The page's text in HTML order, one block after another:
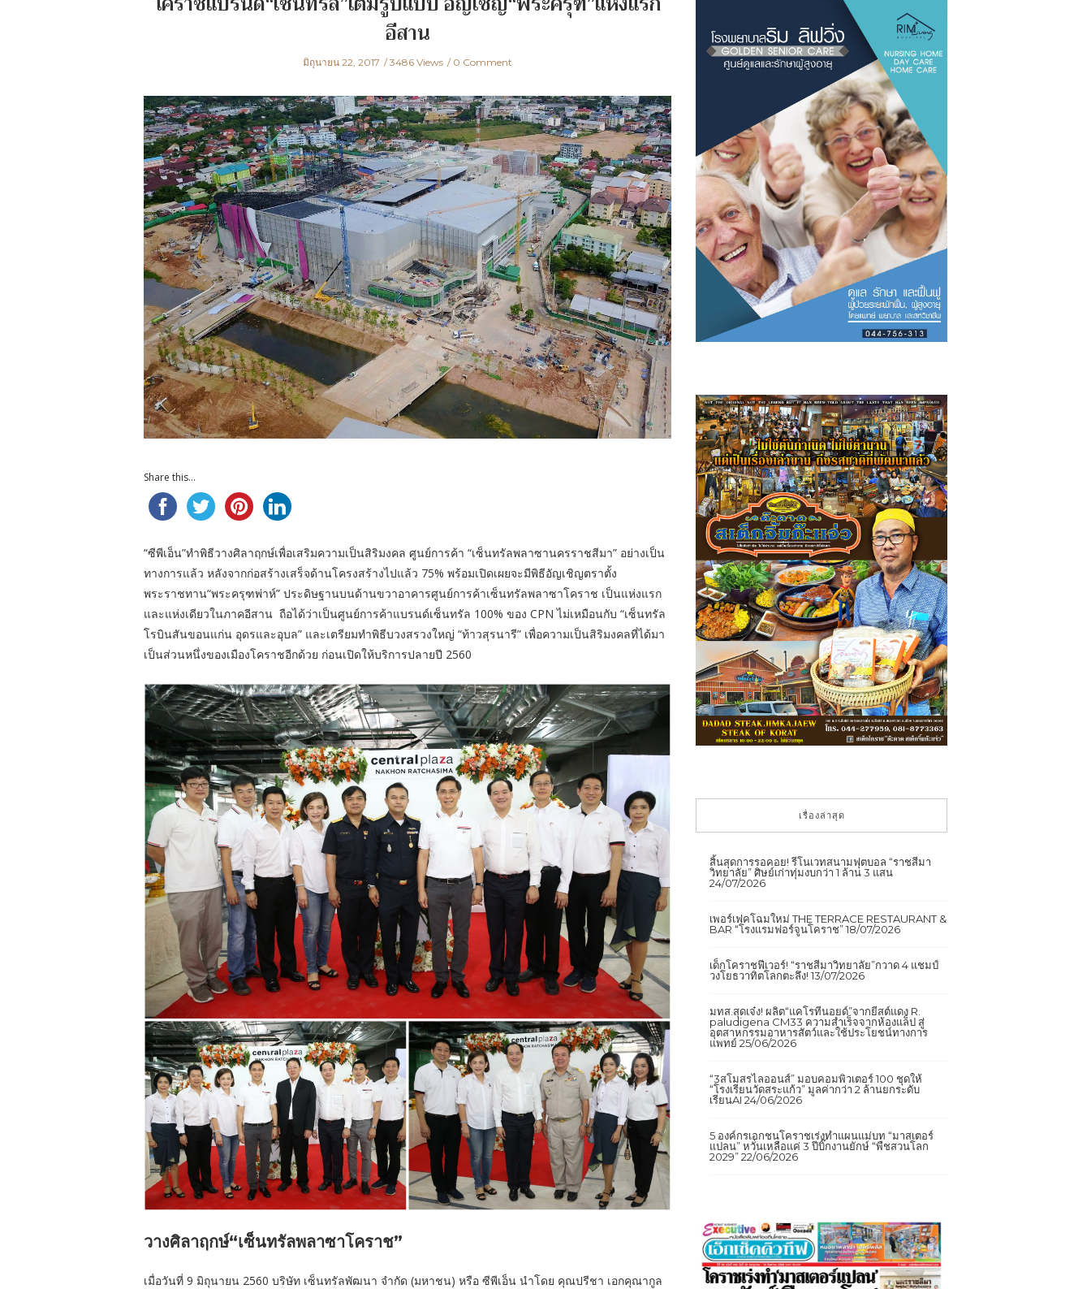
อีสาน
มิถุนายน 22, 2017 3486 Views 0 Comment
Share this...
“ซีพีเอ็น”ทำพิธีวางศิลาฤกษ์เพื่อเสริมความเป็นสิริมงคล ศูนย์การค้า “เซ็นทรัลพลาซานครราชสีมา” อย่างเป็น
ทางการแล้ว หลังจากก่อสร้างเสร็จด้านโครงสร้างไปแล้ว 75% พร้อมเปิดเผยจะมีพิธีอัญเชิญตราตั้ง
พระราชทาน“พระครุฑพ่าห์” ประดิษฐานบนด้านขวาอาคารศูนย์การค้าเซ็นทรัลพลาซาโคราช เป็นแห่งแรก
และแห่งเดียวในภาคอีสาน ถือได้ว่าเป็นศูนย์การค้าแบรนด์เซ็นทรัล 100% ของ CPN ไม่เหมือนกับ “เซ็นทรัล
โรบินสันขอนแก่น อุดรและอุบล” และเตรียมทำพิธีบวงสรวงใหญ่ “ท้าวสุรนารี” เพื่อความเป็นสิริมงคลที่ได้มา
เป็นส่วนหนึ่งของเมืองโคราชอีกด้วย ก่อนเปิดให้บริการปลายปี 2560
วางศิลาฤกษ์“เซ็นทรัลพลาซาโคราช”
เมื่อวันที่ 9 มิถุนายน 2560 บริษัท เซ็นทรัลพัฒนา จำกัด (มหาชน) หรือ ซีพีเอ็น นำโดย คุณปรีชา เอกคุณากูล
เรื่องล่าสุด
สิ้นสุดการรอคอย! รีโนเวทสนามฟุตบอล “ราชสีมา
วิทยาลัย” ศิษย์เก่าทุ่มงบกว่า 1 ล้าน 3 แสน
24/07/2026
เพอร์เฟคโฉมใหม่ THE TERRACE RESTAURANT &
BAR “โรงแรมฟอร์จูนโคราช” 18/07/2026
เด็กโคราชฟีเวอร์! “ราชสีมาวิทยาลัย”กวาด 4 แชมป์
วงโยธวาทิตโลกตะลึง! 13/07/2026
มทส.สุดเจ๋ง! ผลิต“แคโรทีนอยด์”จากยีสต์แดง R.
paludigena CM33 ความสำเร็จจากห้องแล็ป สู่
อุตสาหกรรมอาหารสัตว์และใช้ประโยชน์ทางการ
แพทย์ 25/06/2026
“3สโมสรไลออนส์” มอบคอมพิวเตอร์ 100 ชุดให้
“โรงเรียนวัดสระแก้ว” มูลค่ากว่า 2 ล้านยกระดับ
เรียนAI 24/06/2026
5 องค์กรเอกชนโคราชเร่งทำแผนแม่บท “มาสเตอร์
แปลน” หวั่นเหลือแค่ 3 ปีบิ๊กงานยักษ์ “พืชสวนโลก
2029” 22/06/2026